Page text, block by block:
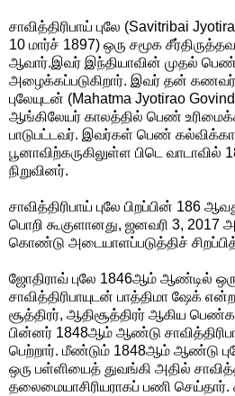
சாவித்திரிபாய் புலே (Savitribai
10 மார்ச் 1897) ஒரு சமூக
ஆவார்.இவர் இந்தியாவின் முதல் பெண்
அழைக்கப்படுகிறார். இவர் தன் கணவர்
புலேயுடன் (Mahatma Jyotirao
ஆங்கிலேயர் காலத்தில் பெண்
பாடுபட்டவர். இவர்கள் பெண்
பூனாவிற்கருகிலுள்ள பிடெ
நிறுவினர்.
சாவித்திரிபாய் புலே பிறப்பின் 186
பொறி கூகுளானது, ஜனவரி 3, 2017
கொண்டு அடையாளப்படுத்திச்
ஜோதிராவ் புலே 1846ஆம் ஆண்டில்
சாவித்திரிபாயுடன் பாத்திமா ஷேக்
சூத்திரர், ஆதிசூத்திரர் ஆகிய
பின்னர் 1848ஆம் ஆண்டு
பெற்றார். மீண்டும் 1848ஆம் ஆண்டு
ஒரு பள்ளியைத் துவங்கி அதில்
தலைமையாசிரியராகப் பணி செய்தார்.